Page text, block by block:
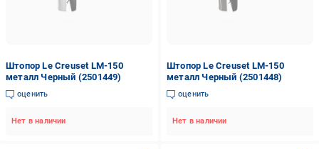
Штопор Le Creuset LM-150
металл Черный (2501449)
оценить
Нет в наличии
Штопор Le Creuset LM-150
металл Черный (2501448)
оценить
Нет в наличии